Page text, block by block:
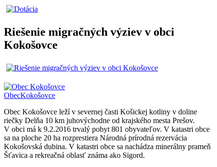
Riešenie migračných výziev v obci
Kokošovce
ObecKokošovce
Obec Kokošovce leží v severnej časti Košickej kotliny v doline
riečky Delňa 10 km juhovýchodne od krajského mesta Prešov.
V obci má k 9.2.2016 trvalý pobyt 801 obyvateľov. V katastri obce
sa na ploche 20 ha rozprestiera Národná prírodná rezervácia
Kokošovská dubina. V katastri obce sa nachádza minerálny prameň
Šťavica a rekreačná oblasť známa ako Sigord.